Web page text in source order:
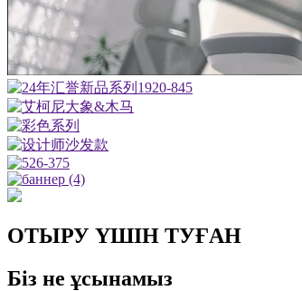
ОТЫРУ ҮШІН ТУҒАН
Біз не ұсынамыз